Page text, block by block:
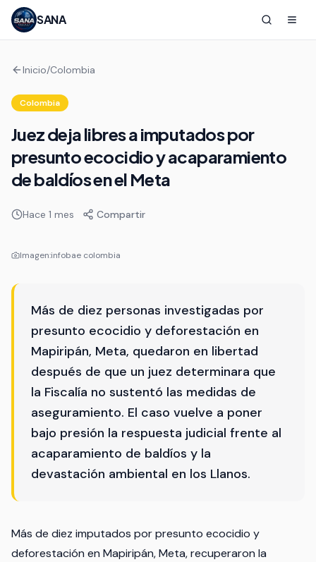
SANA
Inicio/Colombia
Colombia
Juez deja libres a imputados por
presunto ecocidio y acaparamiento
de baldíos en el Meta
Hace 1 mes Compartir
Imagen:infobae colombia
Más de diez personas investigadas por
presunto ecocidio y deforestación en
Mapiripán, Meta, quedaron en libertad
después de que un juez determinara que
la Fiscalía no sustentó las medidas de
aseguramiento. El caso vuelve a poner
bajo presión la respuesta judicial frente al
acaparamiento de baldíos y la
devastación ambiental en los Llanos.
Más de diez imputados por presunto ecocidio y
deforestación en Mapiripán, Meta, recuperaron la